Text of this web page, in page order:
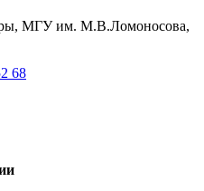
МГУ им. М.В.Ломоносова,
68